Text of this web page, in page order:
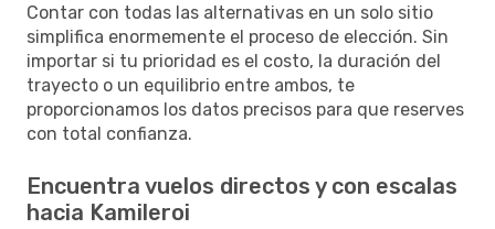
Contar con todas las alternativas en un solo sitio
simplifica enormemente el proceso de elección. Sin
importar si tu prioridad es el costo, la duración del
trayecto o un equilibrio entre ambos, te
proporcionamos los datos precisos para que reserves
con total confianza.
Encuentra vuelos directos y con escalas
hacia Kamileroi